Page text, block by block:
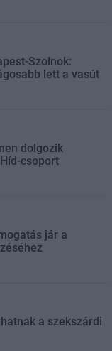
Szolnok:
lett a vasút
dolgozik
csoport
jár a
a szekszárdi